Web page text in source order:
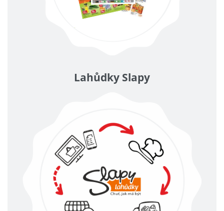
Lahůdky Slapy